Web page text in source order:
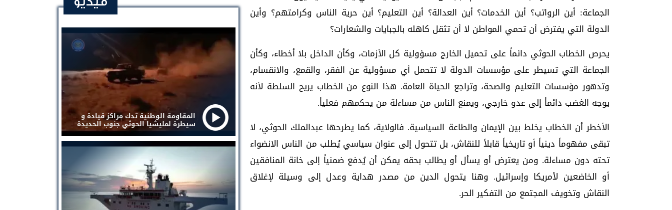
الجماعة: أين الرواتب؟ أين الخدمات؟ أين العدالة؟ أين التعليم؟ أين حرية الناس وكرامتهم؟ وأين
الدولة التي يفترض أن تحمي المواطن لا أن تثقل كاهله بالجبايات والشعارات؟
يحرص الخطاب الحوثي دائماً على تحميل الخارج مسؤولية كل الأزمات، وكأن الداخل بلا أخطاء، وكأن
الجماعة التي تسيطر على مؤسسات الدولة لا تتحمل أي مسؤولية عن الفقر، والقمع، والانقسام،
وتدهور مؤسسات التعليم والصحة، وتراجع الحياة العامة. هذا النوع من الخطاب يريح السلطة لأنه
يوجه الغضب دائماً إلى عدو خارجي، ويمنع الناس من مساءلة من يحكمهم فعلياً.
الأخطر أن الخطاب يخلط بين الإيمان والطاعة السياسية. فالولاية، كما يطرحها عبدالملك الحوثي، لا
تبقى مفهوماً دينياً أو تاريخياً قابلاً للنقاش، بل تتحول إلى عنوان سياسي يُطلب من الناس الانضواء
تحته دون مساءلة. ومن يعترض أو يسأل أو يطالب بحقه يمكن أن يُدفع ضمنياً إلى خانة المنافقين
أو الخاضعين لأمريكا وإسرائيل. وهنا يتحول الدين من مصدر هداية وعدل إلى وسيلة لإغلاق
النقاش وتخويف المجتمع من التفكير الحر.
المقاومة الوطنية تدك مراكز قيادة و
سيطرة لمليشيا الحوثي جنوب الحديدة